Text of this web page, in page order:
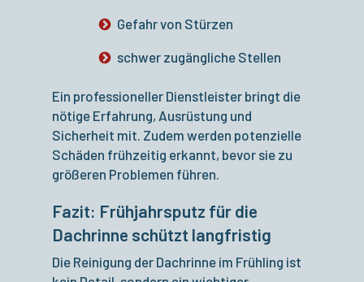
Gefahr von Stürzen
schwer zugängliche Stellen
Ein professioneller Dienstleister bringt die
nötige Erfahrung, Ausrüstung und
Sicherheit mit. Zudem werden potenzielle
Schäden frühzeitig erkannt, bevor sie zu
größeren Problemen führen.
Fazit: Frühjahrsputz für die
Dachrinne schützt langfristig
Die Reinigung der Dachrinne im Frühling ist